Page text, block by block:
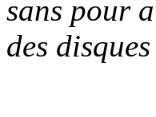
sans pour
des